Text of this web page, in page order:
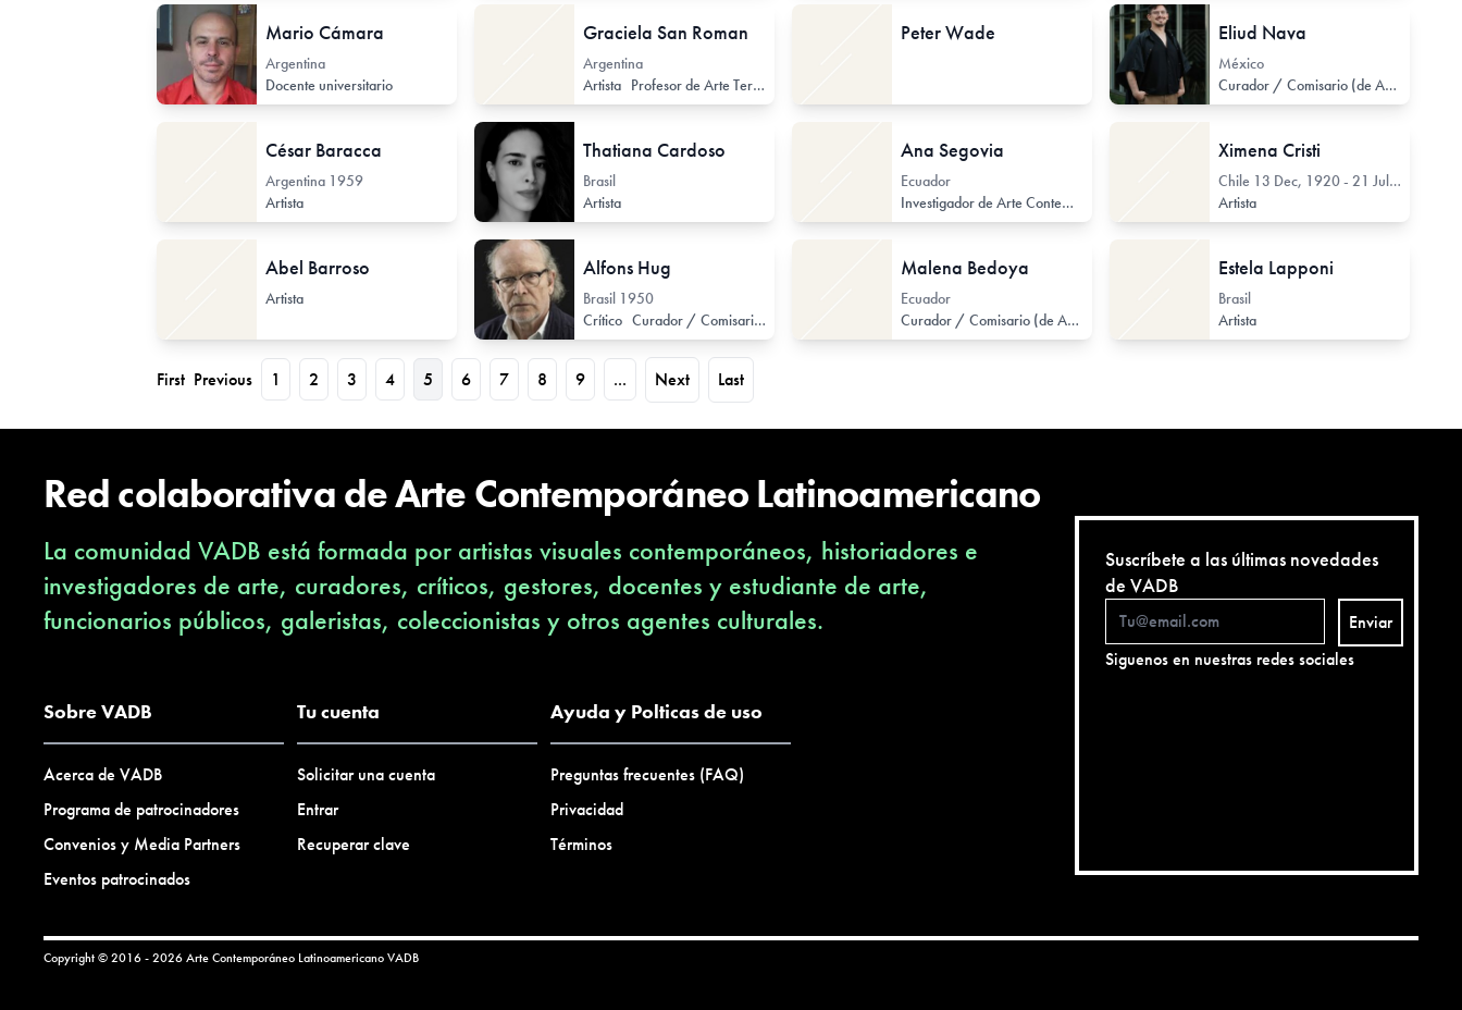
Mario Cámara
Argentina
Docente universitario
Graciela San Roman
Argentina
Artista Profesor de Arte Terciario Ceramista
Peter Wade Eliud Nava
México
Curador / Comisario (de Arte Contemporáneo)
César Baracca
Argentina 1959
Artista
Thatiana Cardoso
Brasil
Artista
Ana Segovia
Ecuador
Investigador de Arte Contemporáneo
Gestor de Arte Contemporáneo
Ximena Cristi
Chile 13 Dec, 1920 - 21 Jul, 2022
Artista
Abel Barroso
Artista
Alfons Hug
Brasil 1950
Crítico Curador / Comisario (de Arte Contemporáneo)
Malena Bedoya
Ecuador
Curador / Comisario (de Arte Contemporáneo)
Historiador de Arte Contemporáneo
Estela Lapponi
Brasil
Artista
First Previous 1 2 3 4 5 6 7 8 9 ... Next Last
Red colaborativa de Arte Contemporáneo Latinoamericano
La comunidad VADB está formada por artistas visuales contemporáneos, historiadores e
investigadores de arte, curadores, críticos, gestores, docentes y estudiante de arte,
funcionarios públicos, galeristas, coleccionistas y otros agentes culturales.
Sobre VADB
Acerca de VADB
Programa de patrocinadores
Convenios y Media Partners
Eventos patrocinados
Tu cuenta
Solicitar una cuenta
Entrar
Recuperar clave
Ayuda y Polticas de uso
Preguntas frecuentes (FAQ)
Privacidad
Términos
Suscríbete a las últimas novedades
de VADB
Enviar
Siguenos en nuestras redes sociales
Copyright © 2016 - 2026 Arte Contemporáneo LatinoamericanoVADB